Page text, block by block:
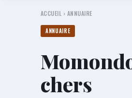
ACCUEIL › ANNUAIRE
ANNUAIRE
chers